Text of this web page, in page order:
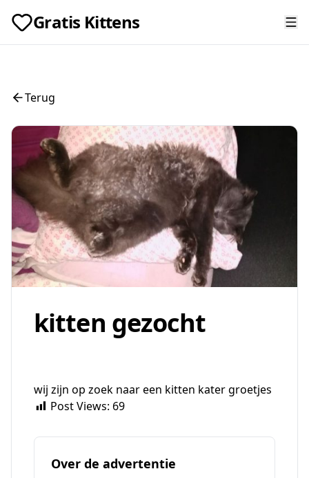
Gratis Kittens
Terug
kitten gezocht
wij zijn op zoek naar een kitten kater groetjes
Post Views: 69
Over de advertentie